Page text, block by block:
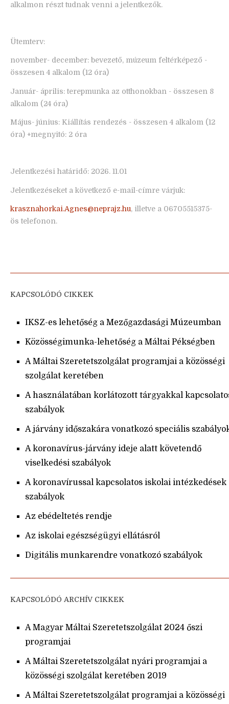
alkalmon részt tudnak venni a jelentkezők.
Ütemterv:
november- december: bevezető, múzeum feltérképező -
összesen 4 alkalom (12 óra)
Január- április: terepmunka az otthonokban - összesen 8
alkalom (24 óra)
Május- június: Kiállítás rendezés - összesen 4 alkalom (12
óra) +megnyitó: 2 óra
Jelentkezési határidő: 2026. 11.01
Jelentkezéseket a következő e-mail-címre várjuk:
krasznahorkai.Agnes@neprajz.hu, illetve a 06705515375-
ös telefonon.
KAPCSOLÓDÓ CIKKEK
IKSZ-es lehetőség a Mezőgazdasági Múzeumban
Közösségimunka-lehetőség a Máltai Pékségben
A Máltai Szeretetszolgálat programjai a közösségi
szolgálat keretében
A használatában korlátozott tárgyakkal
szabályok
A járvány időszakára vonatkozó speciális
A koronavírus-járvány ideje alatt követendő
viselkedési szabályok
A koronavírussal kapcsolatos iskolai intézkedések
szabályok
Az ebédeltetés rendje
Az iskolai egészségügyi ellátásról
Digitális munkarendre vonatkozó szabályok
KAPCSOLÓDÓ ARCHÍV CIKKEK
A Magyar Máltai Szeretetszolgálat 2024 őszi
programjai
A Máltai Szeretetszolgálat nyári programjai a
közösségi szolgálat keretében 2019
A Máltai Szeretetszolgálat programjai a közösségi